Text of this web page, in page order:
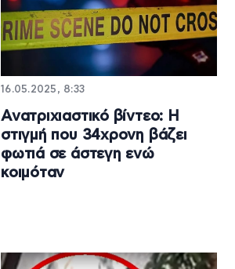
16.05.2025, 8:33
Ανατριχιαστικό βίντεο: Η
στιγμή που 34χρονη βάζει
φωτιά σε άστεγη ενώ
κοιμόταν